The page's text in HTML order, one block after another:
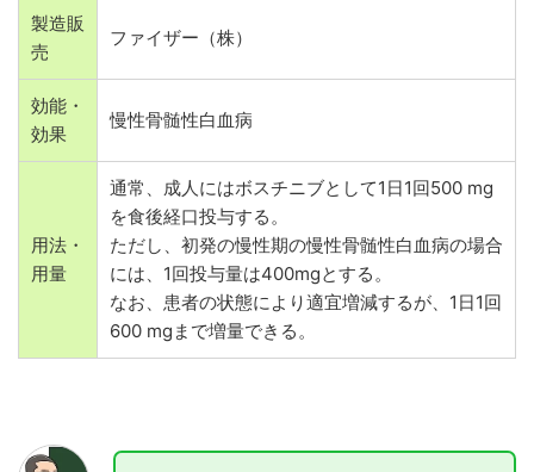
製造販
売
ファイザー（株）
効能・
効果
慢性骨髄性白血病
用法・
用量
通常、成人にはボスチニブとして1日1回500 mg
を食後経口投与する。
ただし、初発の慢性期の慢性骨髄性白血病の場合
には、1回投与量は400mgとする。
なお、患者の状態により適宜増減するが、1日1回
600 mgまで増量できる。